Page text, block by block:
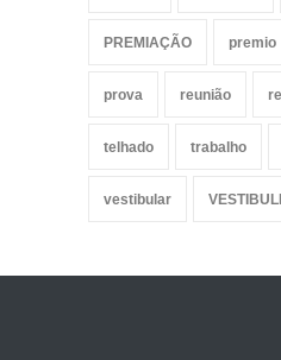
PREMIAÇÃO premio
prova reunião
telhado trabalho
vestibular